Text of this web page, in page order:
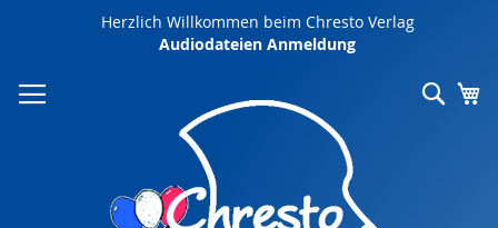
Herzlich Willkommen beim Chresto Verlag
Audiodateien Anmeldung